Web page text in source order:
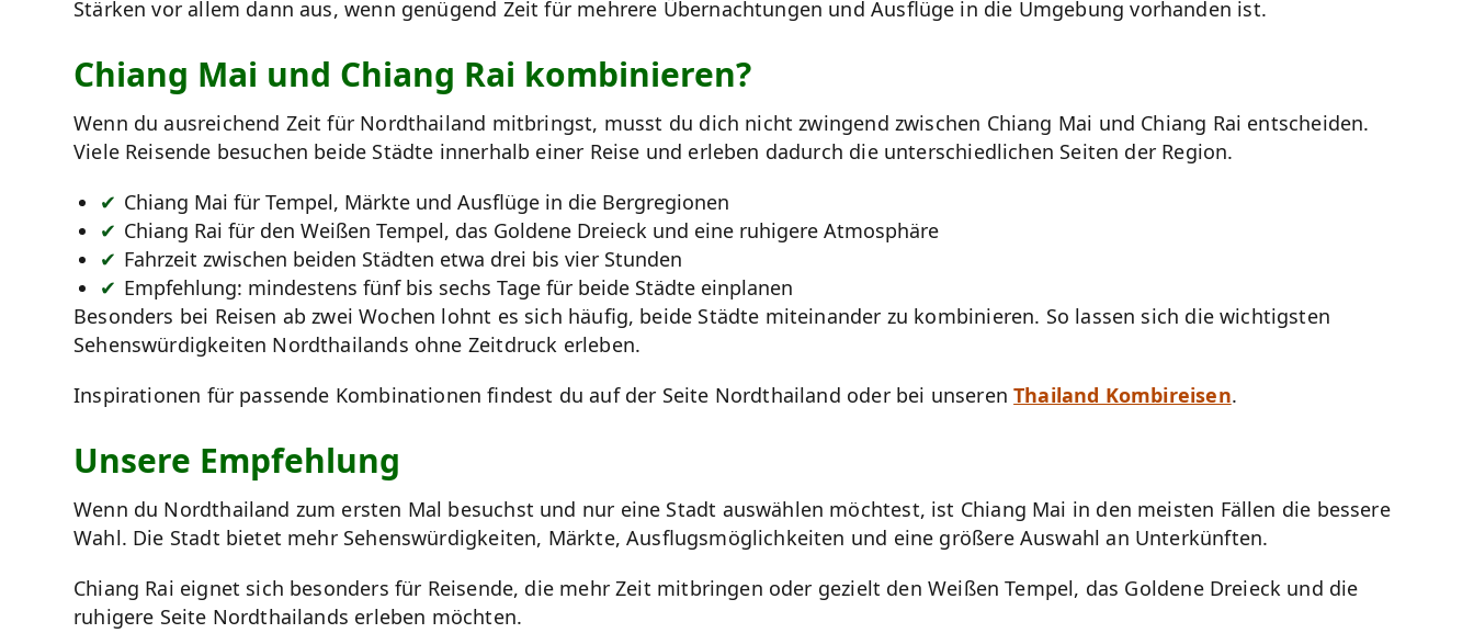
Stärken vor allem dann aus, wenn genügend Zeit für mehrere Übernachtungen und Ausflüge in die Umgebung vorhanden ist.
Chiang Mai und Chiang Rai kombinieren?
Wenn du ausreichend Zeit für Nordthailand mitbringst, musst du dich nicht zwingend zwischen Chiang Mai und Chiang Rai entscheiden.
Viele Reisende besuchen beide Städte innerhalb einer Reise und erleben dadurch die unterschiedlichen Seiten der Region.
Chiang Mai für Tempel, Märkte und Ausflüge in die Bergregionen
Chiang Rai für den Weißen Tempel, das Goldene Dreieck und eine ruhigere Atmosphäre
Fahrzeit zwischen beiden Städten etwa drei bis vier Stunden
Empfehlung: mindestens fünf bis sechs Tage für beide Städte einplanen
Besonders bei Reisen ab zwei Wochen lohnt es sich häufig, beide Städte miteinander zu kombinieren. So lassen sich die wichtigsten
Sehenswürdigkeiten Nordthailands ohne Zeitdruck erleben.
Inspirationen für passende Kombinationen findest du auf der Seite Nordthailand oder bei unserenThailand Kombireisen.
Unsere Empfehlung
Wenn du Nordthailand zum ersten Mal besuchst und nur eine Stadt auswählen möchtest, ist Chiang Mai in den meisten Fällen die bessere
Wahl. Die Stadt bietet mehr Sehenswürdigkeiten, Märkte, Ausflugsmöglichkeiten und eine größere Auswahl an Unterkünften.
Chiang Rai eignet sich besonders für Reisende, die mehr Zeit mitbringen oder gezielt den Weißen Tempel, das Goldene Dreieck und die
ruhigere Seite Nordthailands erleben möchten.